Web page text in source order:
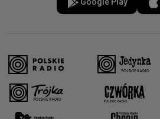
Google Play